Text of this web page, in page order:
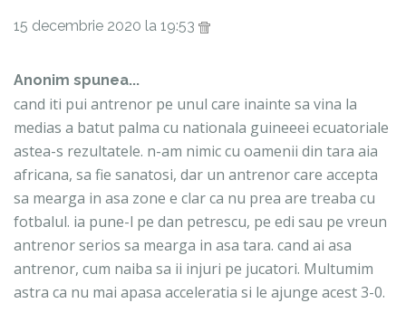
15 decembrie 2020 la 19:53
Anonim spunea...
cand iti pui antrenor pe unul care inainte sa vina la
medias a batut palma cu nationala guineeei ecuatoriale
astea-s rezultatele. n-am nimic cu oamenii din tara aia
africana, sa fie sanatosi, dar un antrenor care accepta
sa mearga in asa zone e clar ca nu prea are treaba cu
fotbalul. ia pune-l pe dan petrescu, pe edi sau pe vreun
antrenor serios sa mearga in asa tara. cand ai asa
antrenor, cum naiba sa ii injuri pe jucatori. Multumim
astra ca nu mai apasa acceleratia si le ajunge acest 3-0.